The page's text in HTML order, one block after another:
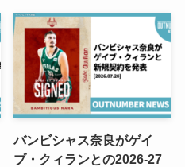
バンビシャス奈良がゲイ
ブ・クィランとの2026-27